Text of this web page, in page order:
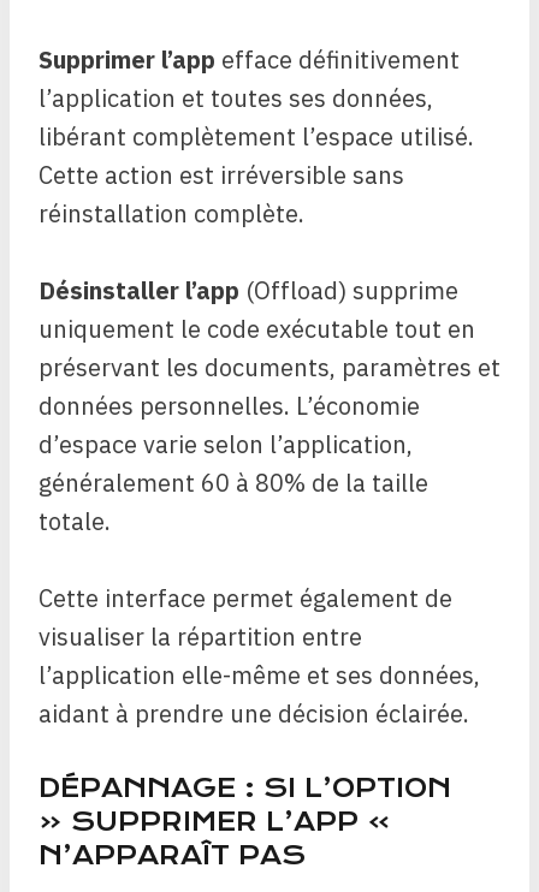
Supprimer l’app efface définitivement
l’application et toutes ses données,
libérant complètement l’espace utilisé.
Cette action est irréversible sans
réinstallation complète.
Désinstaller l’app (Offload) supprime
uniquement le code exécutable tout en
préservant les documents, paramètres et
données personnelles. L’économie
d’espace varie selon l’application,
généralement 60 à 80% de la taille
totale.
Cette interface permet également de
visualiser la répartition entre
l’application elle-même et ses données,
aidant à prendre une décision éclairée.
DÉPANNAGE : SI L’OPTION
« SUPPRIMER L’APP »
N’APPARAÎT PAS